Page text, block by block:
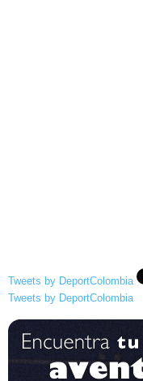
Tweets by DeportColombia
Tweets by DeportColombia